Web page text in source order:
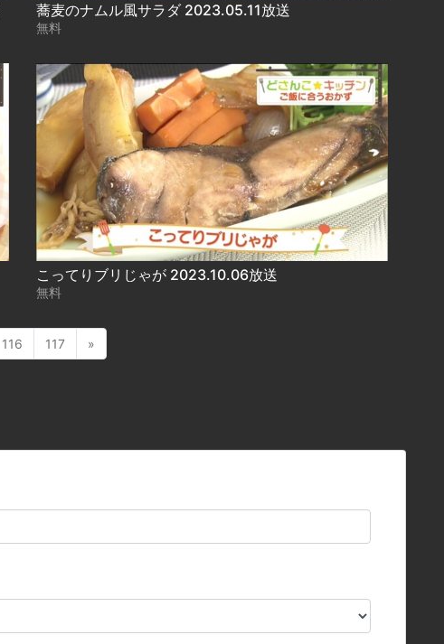
蕎麦のナムル風サラダ 2023.05.11放送
無料
こってりブリじゃが 2023.10.06放送
無料
116 117 »